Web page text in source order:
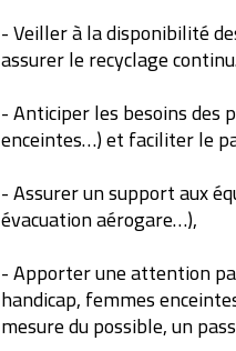
- Veiller à la disponibilité
assurer le recyclage
- Anticiper les besoins des
enceintes…) et faciliter le
- Assurer un support aux
évacuation aérogare…),
- Apporter une attention
handicap, femmes
mesure du possible, un